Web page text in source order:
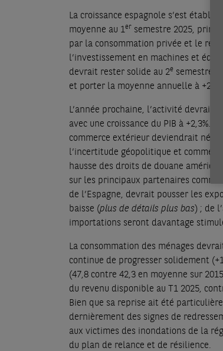
La croissance espagnole s’est établie
moyenne au 1er semestre 2025,
par la consommation privée et le
l’investissement en machines et
devrait rester solide au 2e semestre
et porter la moyenne annuelle à
L’année prochaine, l’activité devrait
avec une croissance du PIB à +2,3%.
commerce extérieur deviendrait
l’incertitude géopolitique et
hausse des droits de douane
sur les principaux partenaires
de l’Espagne, devrait pousser les
baisse (plus de détails plus bas) ; de
importations seront davantage
La consommation des ménages
continue de progresser solidement
(47,8 contre 42,3 en moyenne sur
du revenu disponible au T1 2025,
Bien que sa reprise ait été
dernièrement des signes de
aux victimes des inondations de la
du plan de relance et de résilience.